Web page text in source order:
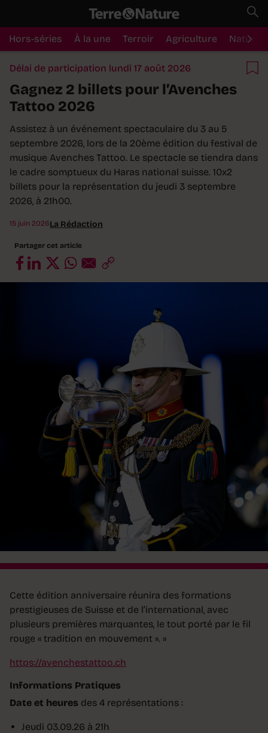
Hors-séries À la une Terroir Agriculture Nature
Délai de participation lundi 17 août 2026
Gagnez 2 billets pour l’Avenches
Tattoo 2026
Assistez à un événement spectaculaire du 3 au 5
septembre 2026, lors de la 20ème édition du festival de
musique Avenches Tattoo. Le spectacle se tiendra dans
le cadre somptueux du Haras national suisse. 10x2
billets pour la représentation du jeudi 3 septembre
2026, à 21h00.
15 juin 2026La Rédaction
Partager cet article
Cette édition anniversaire réunira des formations
prestigieuses de Suisse et de l’international, avec
plusieurs premières marquantes, le tout porté par le fil
rouge « tradition en mouvement ». »
https://avenchestattoo.ch
Informations Pratiques
Date et heures des 4 représentations :
Jeudi 03.09.26 à 21h